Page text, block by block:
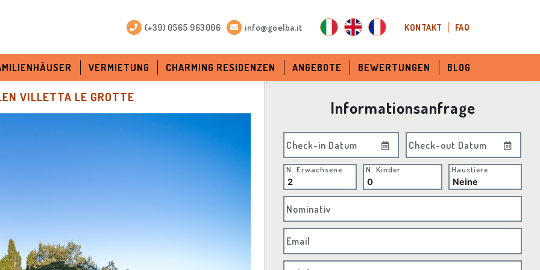
(+39) 0565 963006 info@goelba.it KONTAKT FAQ
VERMIETUNG CHARMING RESIDENZEN ANGEBOTE BEWERTUNGEN BLOG
VILLETTA LE GROTTE
Informationsanfrage
Check-in Datum Check-out Datum
N. Erwachsene N. Kinder Haustiere
Nominativ
Email